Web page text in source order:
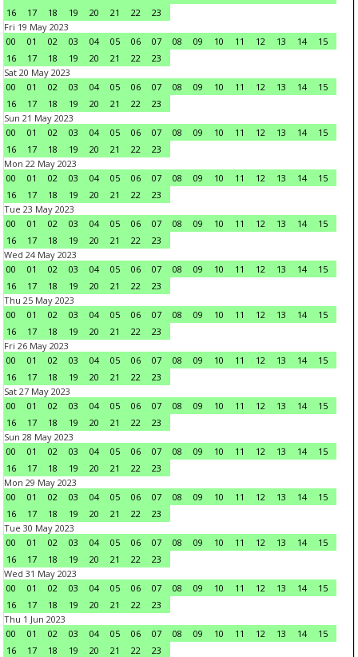
16
17 18 19 20 21 22
23
Fri 19 May 2023
00
01 02 03 04 05 06 07 08 09 10 11 12 13 14
15
16
17 18 19 20 21 22
23
Sat 20 May 2023
00
01 02 03 04 05 06 07 08 09 10 11 12 13 14
15
16
17 18 19 20 21 22
23
Sun 21 May 2023
00
01 02 03 04 05 06 07 08 09 10 11 12 13 14
15
16
17 18 19 20 21 22
23
Mon 22 May 2023
00
01 02 03 04 05 06 07 08 09 10 11 12 13 14
15
16
17 18 19 20 21 22
23
Tue 23 May 2023
00
01 02 03 04 05 06 07 08 09 10 11 12 13 14
15
16
17 18 19 20 21 22
23
Wed 24 May 2023
00
01 02 03 04 05 06 07 08 09 10 11 12 13 14
15
16
17 18 19 20 21 22
23
Thu 25 May 2023
00
01 02 03 04 05 06 07 08 09 10 11 12 13 14
15
16
17 18 19 20 21 22
23
Fri 26 May 2023
00
01 02 03 04 05 06 07 08 09 10 11 12 13 14
15
16
17 18 19 20 21 22
23
Sat 27 May 2023
00
01 02 03 04 05 06 07 08 09 10 11 12 13 14
15
16
17 18 19 20 21 22
23
Sun 28 May 2023
00
01 02 03 04 05 06 07 08 09 10 11 12 13 14
15
16
17 18 19 20 21 22
23
Mon 29 May 2023
00
01 02 03 04 05 06 07 08 09 10 11 12 13 14
15
16
17 18 19 20 21 22
23
Tue 30 May 2023
00
01 02 03 04 05 06 07 08 09 10 11 12 13 14
15
16
17 18 19 20 21 22
23
Wed 31 May 2023
00
01 02 03 04 05 06 07 08 09 10 11 12 13 14
15
16
17 18 19 20 21 22
23
Thu 1 Jun 2023
00
01 02 03 04 05 06 07 08 09 10 11 12 13 14
15
16
17 18 19 20 21 22
23